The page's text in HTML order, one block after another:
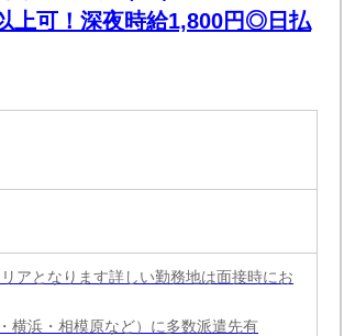
上可！深夜時給1,800円◎日払
アとなります詳しい勤務地は面接時にお
横浜・相模原など）に多数派遣先有